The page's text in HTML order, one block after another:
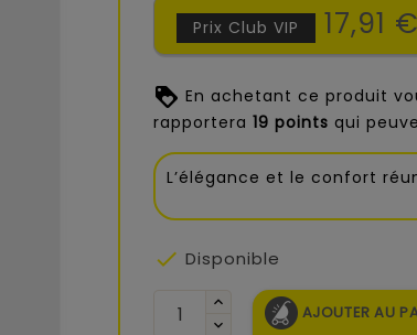
Prix Club VIP 17,91 €
En achetant ce produit
rapportera 19 points qui
L’élégance et le confort
 Disponible
AJOUTER AU